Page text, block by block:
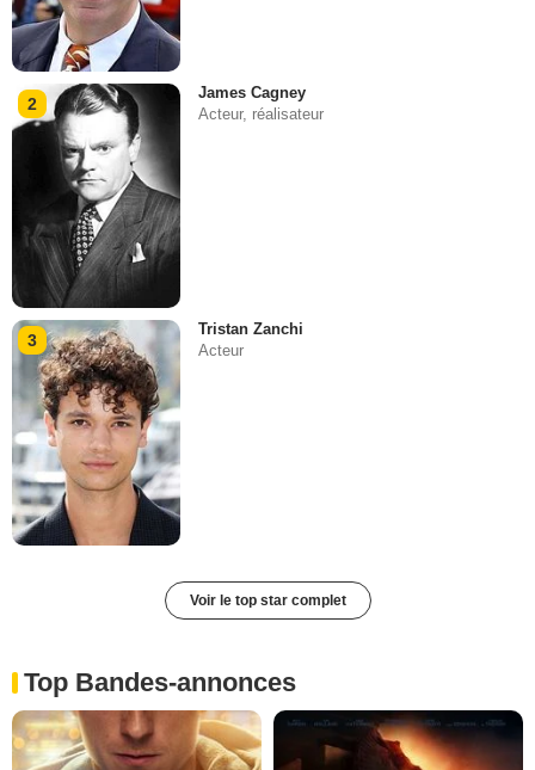
2
James Cagney
Acteur, réalisateur
3
Tristan Zanchi
Acteur
Voir le top star complet
Top Bandes-annonces